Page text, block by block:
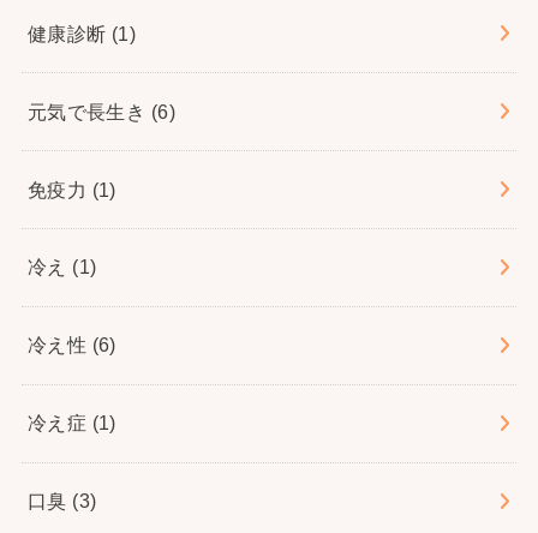
健康診断 (1)
元気で長生き (6)
免疫力 (1)
冷え (1)
冷え性 (6)
冷え症 (1)
口臭 (3)